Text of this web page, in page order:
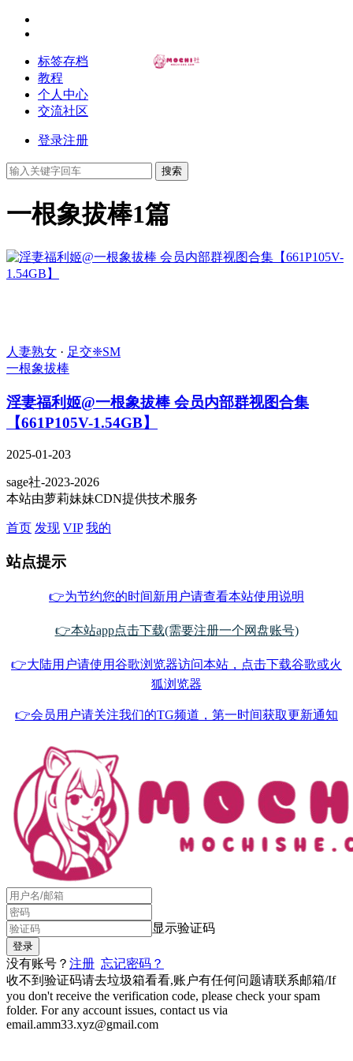
标签存档
教程
个人中心
交流社区
登录注册
搜索
一根象拔棒1篇
人妻熟女 · 足交❈SM
一根象拔棒
淫妻福利姬@一根象拔棒 会员内部群视图合集
【661P105V-1.54GB】
2025-01-203
sage社-2023-2026
本站由萝莉妹妹CDN提供技术服务
首页 发现 VIP 我的
站点提示
👉为节约您的时间新用户请查看本站使用说明
👉本站app点击下载(需要注册一个网盘账号)
👉大陆用户请使用谷歌浏览器访问本站，点击下载谷歌或火
狐浏览器
👉会员用户请关注我们的TG频道，第一时间获取更新通知
显示验证码
没有账号？ 注册 忘记密码？
收不到验证码请去垃圾箱看看,账户有任何问题请联系邮箱/If
you don't receive the verification code, please check your spam
folder. For any account issues, contact us via
email.amm33.xyz@gmail.com